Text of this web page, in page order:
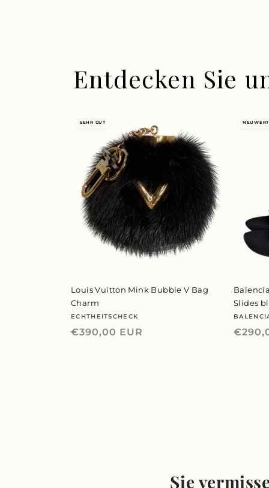
Entdecken Sie
SEHR GUT
Louis Vuitton Mink Bubble V Bag
Charm
Anbieter:
ECHTHEITSCHECK
Normaler
€390,00 EUR
Slides
Sie